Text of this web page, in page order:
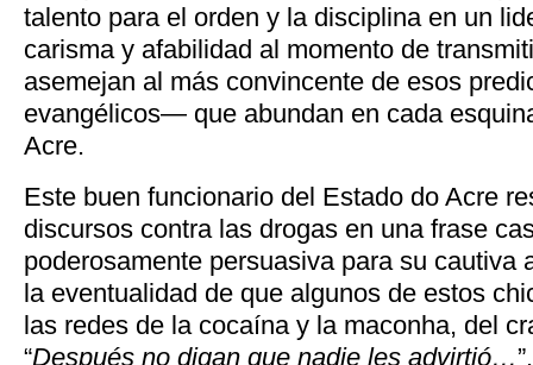
talento para el orden y la disciplina en un
carisma y afabilidad al momento de
asemejan al más convincente de esos
evangélicos— que abundan en cada
Acre.
Este buen funcionario del Estado do Acre
discursos contra las drogas en una frase
poderosamente persuasiva para su cautiva
la eventualidad de que algunos de estos
las redes de la cocaína y la maconha, del
“Después no digan que nadie les advirtió…”.